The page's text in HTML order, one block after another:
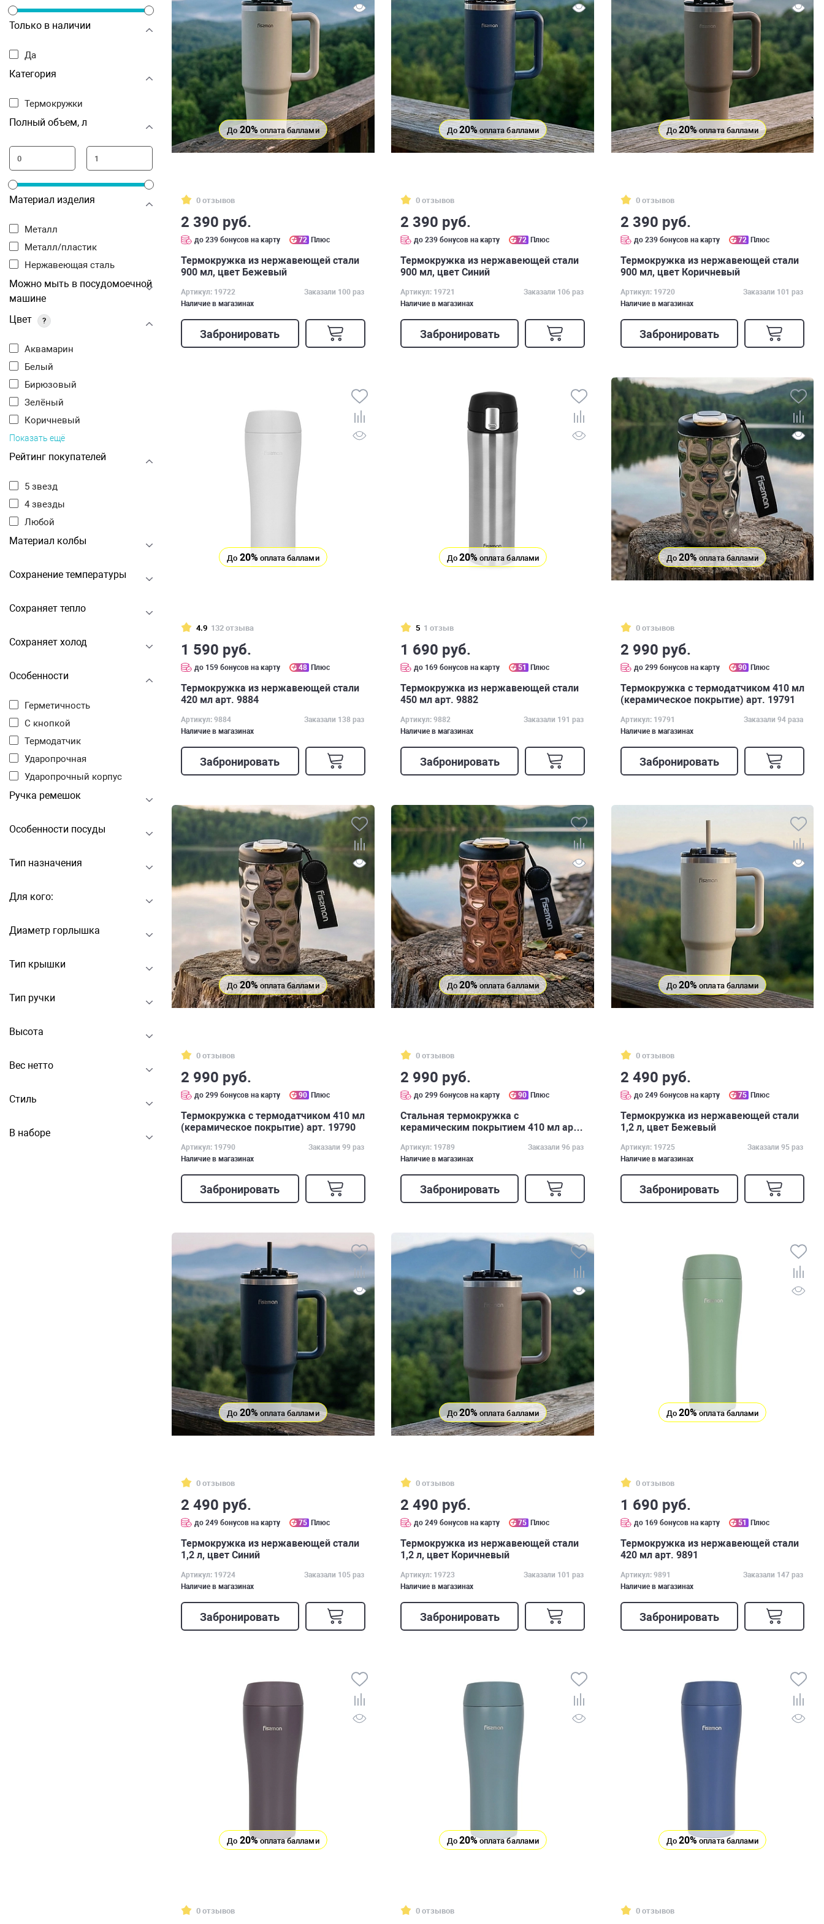
Только в наличии
Да
Категория
Термокружки
Полный объем, л
Материал изделия
Металл
Металл/пластик
Нержавеющая сталь
Можно мыть в посудомоечной
машине
Цвет
?
Аквамарин
Белый
Бирюзовый
Зелёный
Коричневый
Показать ещё
Рейтинг покупателей
5 звезд
4 звезды
Любой
Материал колбы
Сохранение температуры
Сохраняет тепло
Сохраняет холод
Особенности
Герметичность
С кнопкой
Термодатчик
Ударопрочная
Ударопрочный корпус
Ручка ремешок
Особенности посуды
Тип назначения
Для кого:
Диаметр горлышка
Тип крышки
Тип ручки
Высота
Вес нетто
Стиль
В наборе
До20% оплата баллами
0 отзывов
2 390 руб.
до 239 бонусов на карту 72 Плюс
Термокружка из нержавеющей стали
900 мл, цвет Бежевый
Артикул: 19722
Заказали 100 раз
Наличие в магазинах
Забронировать
До20% оплата баллами
0 отзывов
2 390 руб.
до 239 бонусов на карту 72 Плюс
Термокружка из нержавеющей стали
900 мл, цвет Синий
Артикул: 19721
Заказали 106 раз
Наличие в магазинах
Забронировать
До20%оплата баллами
0 отзывов
2 390 руб.
до 239 бонусов на карту 72 Плюс
Термокружка из нержавеющей стали
900 мл, цвет Коричневый
Артикул: 19720
Заказали 101 раз
Наличие в магазинах
Забронировать
До 20%оплата баллами
4.9 132 отзыва
1 590 руб.
до 159 бонусов на карту 48 Плюс
Термокружка из нержавеющей стали
420 мл арт. 9884
Артикул: 9884
Заказали 138 раз
Наличие в магазинах
Забронировать
До 20% оплата баллами
5 1 отзыв
1 690 руб.
до 169 бонусов на карту 51 Плюс
Термокружка из нержавеющей стали
450 мл арт. 9882
Артикул: 9882
Заказали 191 раз
Наличие в магазинах
Забронировать
До20% оплата баллами
0 отзывов
2 990 руб.
до 299 бонусов на карту 90 Плюс
Термокружка с термодатчиком 410 мл
(керамическое покрытие) арт. 19791
Артикул: 19791
Заказали 94 раза
Наличие в магазинах
Забронировать
До20%оплата баллами
0 отзывов
2 990 руб.
до 299 бонусов на карту 90 Плюс
Термокружка с термодатчиком 410 мл
(керамическое покрытие) арт. 19790
Артикул: 19790
Заказали 99 раз
Наличие в магазинах
Забронировать
До20%оплата баллами
0 отзывов
2 990 руб.
до 299 бонусов на карту 90 Плюс
Стальная термокружка с
керамическим покрытием 410 мл арт.
Артикул: 19789
Заказали 96 раз
Наличие в магазинах
Забронировать
До20% оплата баллами
0 отзывов
2 490 руб.
до 249 бонусов на карту 75 Плюс
Термокружка из нержавеющей стали
1,2 л, цвет Бежевый
Артикул: 19725
Заказали 95 раз
Наличие в магазинах
Забронировать
До 20% оплата баллами
0 отзывов
2 490 руб.
до 249 бонусов на карту 75 Плюс
Термокружка из нержавеющей стали
1,2 л, цвет Синий
Артикул: 19724
Заказали 105 раз
Наличие в магазинах
Забронировать
До20% оплата баллами
0 отзывов
2 490 руб.
до 249 бонусов на карту 75 Плюс
Термокружка из нержавеющей стали
1,2 л, цвет Коричневый
Артикул: 19723
Заказали 101 раз
Наличие в магазинах
Забронировать
До20%оплата баллами
0 отзывов
1 690 руб.
до 169 бонусов на карту 51 Плюс
Термокружка из нержавеющей стали
420 мл арт. 9891
Артикул: 9891
Заказали 147 раз
Наличие в магазинах
Забронировать
До 20%оплата баллами
0 отзывов
До 20%оплата баллами
0 отзывов
До20%оплата баллами
0 отзывов